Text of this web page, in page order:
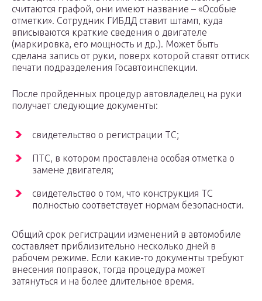
считаются графой, они имеют название – «Особые
отметки». Сотрудник ГИБДД ставит штамп, куда
вписываются краткие сведения о двигателе
(маркировка, его мощность и др.). Может быть
сделана запись от руки, поверх которой ставят оттиск
печати подразделения Госавтоинспекции.
После пройденных процедур автовладелец на руки
получает следующие документы:
свидетельство о регистрации ТС;
ПТС, в котором проставлена особая отметка о
замене двигателя;
свидетельство о том, что конструкция ТС
полностью соответствует нормам безопасности.
Общий срок регистрации изменений в автомобиле
составляет приблизительно несколько дней в
рабочем режиме. Если какие-то документы требуют
внесения поправок, тогда процедура может
затянуться и на более длительное время.